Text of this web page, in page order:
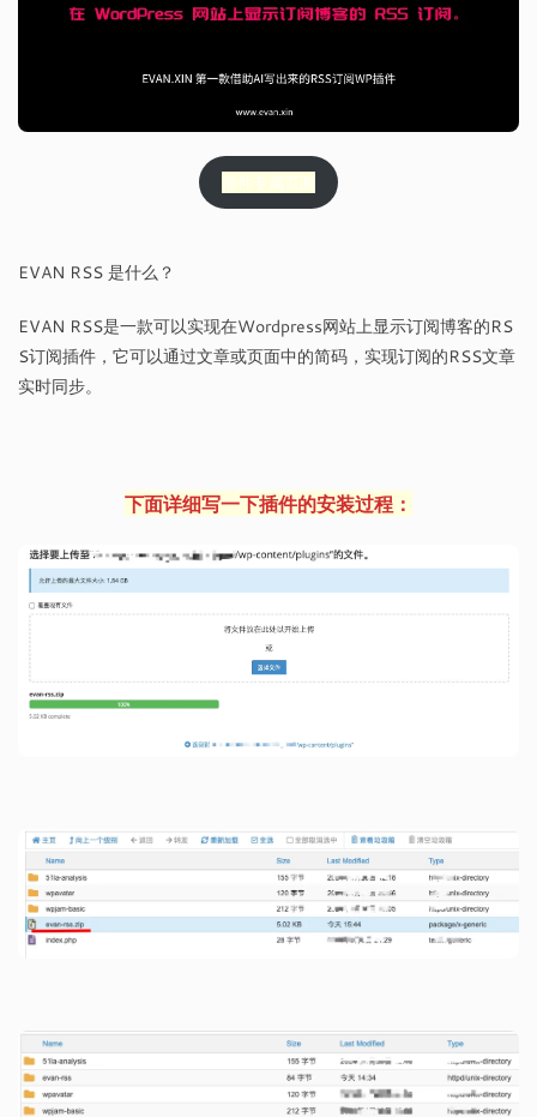
插件专属页面
EVAN RSS 是什么？
EVAN RSS是一款可以实现在Wordpress网站上显示订阅博客的RS
S订阅插件，它可以通过文章或页面中的简码，实现订阅的RSS文章
实时同步。
下面详细写一下插件的安装过程：